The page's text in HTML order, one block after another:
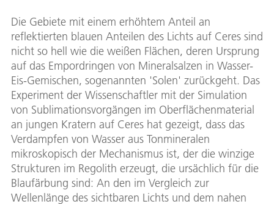
Die Gebiete mit einem erhöhtem Anteil an
reflektierten blauen Anteilen des Lichts auf Ceres sind
nicht so hell wie die weißen Flächen, deren Ursprung
auf das Empordringen von Mineralsalzen in Wasser-
Eis-Gemischen, sogenannten 'Solen' zurückgeht. Das
Experiment der Wissenschaftler mit der Simulation
von Sublimationsvorgängen im Oberflächenmaterial
an jungen Kratern auf Ceres hat gezeigt, dass das
Verdampfen von Wasser aus Tonmineralen
mikroskopisch der Mechanismus ist, der die winzige
Strukturen im Regolith erzeugt, die ursächlich für die
Blaufärbung sind: An den im Vergleich zur
Wellenlänge des sichtbaren Lichts und dem nahen